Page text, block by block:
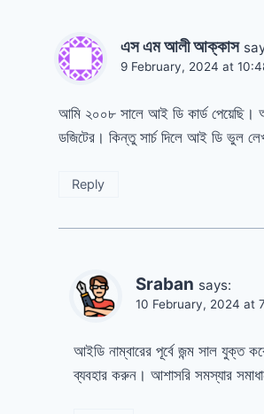
এস এম আলী আক্কাস
9 February, 2024 at
আমি ২০০৮ সালে আই ডি কার্ড
ডজিটের। কিন্তু সার্চ দিলে আই ডি ভুল
Reply
Sraban says:
10 February, 2024 at
আইডি নাম্বারের পূর্বে জন্ম সাল যুক্ত
ব্যবহার করুন। আশাসরি সমস্যার